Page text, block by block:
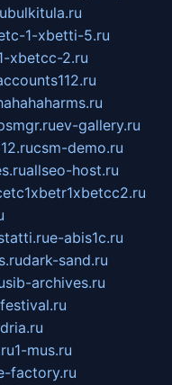
bulkitula.ru
1-xbetti-5.ru
xbetcc-2.ru
ev-gallery.ru
csm-demo.ru
allseo-host.ru
e-abis1c.ru
dark-sand.ru
sib-archives.ru
1-mus.ru
factory.ru